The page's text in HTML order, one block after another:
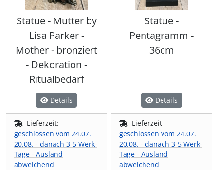
Statue - Mutter by
Lisa Parker -
Mother - bronziert
- Dekoration -
Ritualbedarf
Details
Lieferzeit:
geschlossen vom 24.07.
20.08. - danach 3-5 Werk-
Tage - Ausland
abweichend
Statue -
Pentagramm -
36cm
Details
Lieferzeit:
geschlossen vom 24.07.
20.08. - danach 3-5 Werk-
Tage - Ausland
abweichend